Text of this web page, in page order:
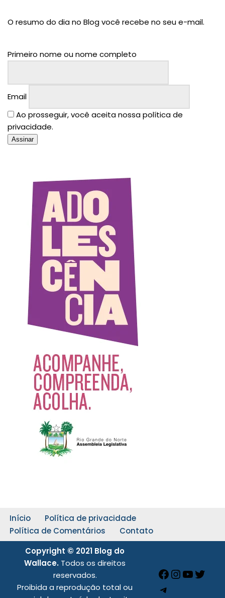
O resumo do dia no Blog você recebe no seu e-mail.
Primeiro nome ou nome completo
Email
Ao prosseguir, você aceita nossa política de
privacidade.
Início
Política de privacidade
Política de Comentários
Contato
Copyright © 2021 Blog do
Wallace. Todos os direitos
reservados.
Proibida a reprodução total ou